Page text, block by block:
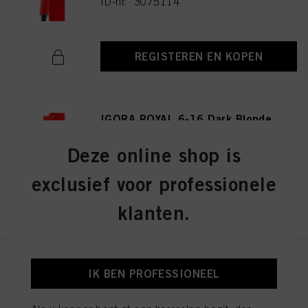
REGISTEREN EN KOPEN
IGORA ROYAL 6-16 Dark Blonde
ID-nr. 3075141
REGISTEREN EN KOPEN
Blonde Cendré Violet 60ml
Deze online shop is
exclusief voor professionele
klanten.
IK BEN PROFESSIONEEL